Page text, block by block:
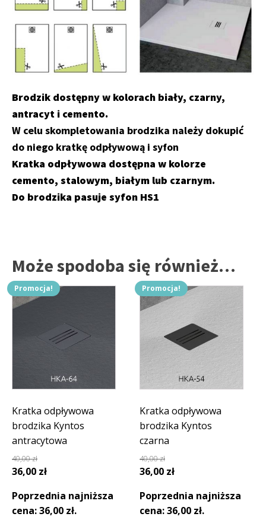
Brodzik dostępny w kolorach biały, czarny,
antracyt i cemento.
W celu skompletowania brodzika należy dokupić
do niego kratkę odpływową i syfon
Kratka odpływowa dostępna w kolorze
cemento, stalowym, białym lub czarnym.
Do brodzika pasuje syfon HS1
Może spodoba się również…
Promocja!
Kratka odpływowa
brodzika Kyntos
antracytowa
40,00zł
Pierwotna
wynosiła:
40,00 zł.
36,00 złAktualna
wynosi:
36,00 zł.
Poprzednia najniższa
cena:36,00 zł.
Promocja!
Kratka odpływowa
brodzika Kyntos
czarna
40,00zł
Pierwotna
wynosiła:
40,00 zł.
36,00 złAktualna
wynosi:
36,00 zł.
Poprzednia najniższa
cena:36,00 zł.